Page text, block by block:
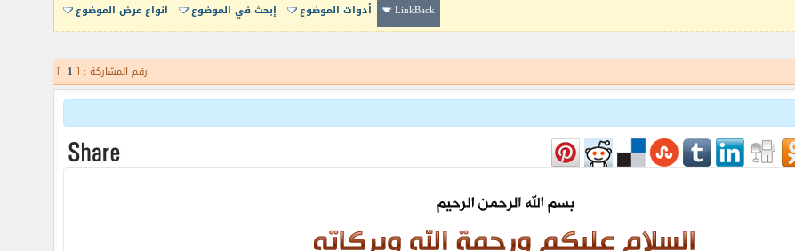
LinkBack أدوات الموضوع إبحث في الموضوع انواع عرض الموضوع
رقم المشاركة : [ 1
]